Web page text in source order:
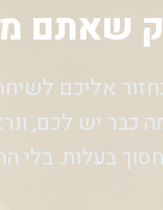
שאתם
אליכם
מה כבר יש לכם,
בעלות. בלי